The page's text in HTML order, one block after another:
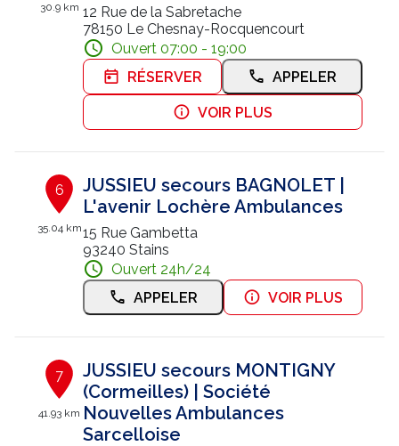
30.9 km 12 Rue de la Sabretache
78150 Le Chesnay-Rocquencourt
Ouvert 07:00 - 19:00
RÉSERVER
APPELER
VOIR PLUS
6
35.04 km
JUSSIEU secours BAGNOLET |
L'avenir Lochère Ambulances
15 Rue Gambetta
93240 Stains
Ouvert 24h/24
APPELER
VOIR PLUS
7
41.93 km
JUSSIEU secours MONTIGNY
(Cormeilles) | Société
Nouvelles Ambulances
Sarcelloise